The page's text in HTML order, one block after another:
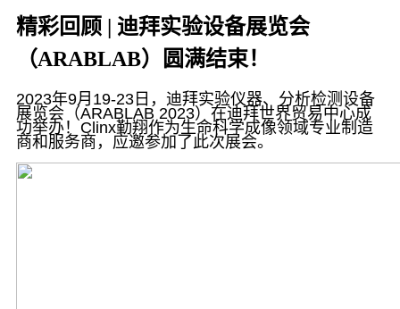
精彩回顾 | 迪拜实验设备展览会
（ARABLAB）圆满结束！